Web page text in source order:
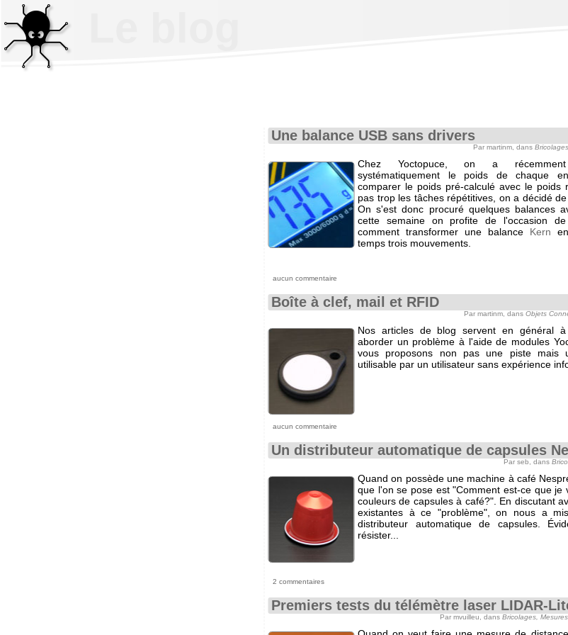
Une balance USB sans drivers
Par martinm, dans
Chez Yoctopuce, on a récemment
systématiquement le poids de chaque
comparer le poids pré-calculé avec le poids
pas trop les tâches répétitives, on a décidé
On s'est donc procuré quelques balances
cette semaine on profite de l'occasion
comment transformer une balance Kern
temps trois mouvements.
aucun commentaire
Boîte à clef, mail et RFID
Par martinm, dans Objets
Nos articles de blog servent en général
aborder un problème à l'aide de modules
vous proposons non pas une piste mais
utilisable par un utilisateur sans expérience
aucun commentaire
Un distributeur automatique de capsules
Par seb, dans
Quand on possède une machine à café
que l'on se pose est "Comment est-ce que je
couleurs de capsules à café?". En discutant
existantes à ce "problème", on nous a
distributeur automatique de capsules.
résister...
2 commentaires
Premiers tests du télémètre laser LIDAR-
Par mvuilleu, dans Bricolages,